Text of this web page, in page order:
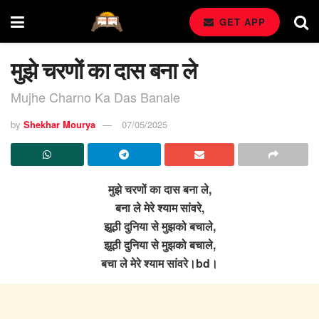
GET APP
मुझे चरणों का दास बना ले
Mujhe Charno Ka Das Banale
by Shekhar Mourya 07/05/2025
मुझे चरणों का दास बना ले,
बना ले मेरे श्याम सांवरे,
झूठी दुनिया से मुझको बचाले,
झूठी दुनिया से मुझको बचाले,
बचा ले मेरे श्याम सांवरे।bd।